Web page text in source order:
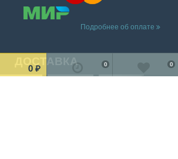
0 ₽
0
0
Подробнее об оплате
ДОСТАВКА